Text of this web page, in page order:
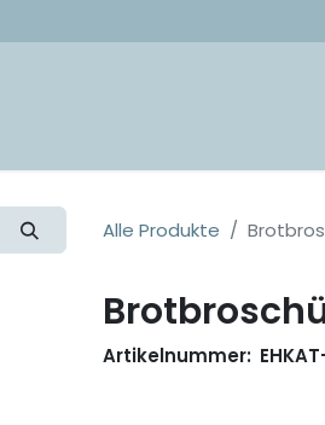
Alle Produkte
Artikelnummer: